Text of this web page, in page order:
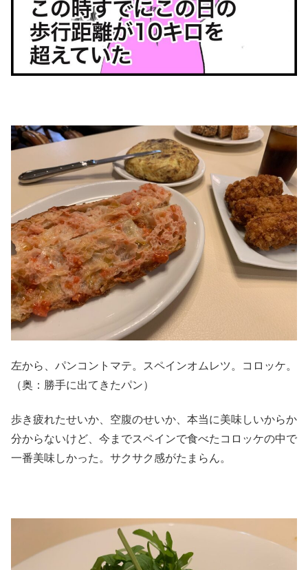
左から、パンコントマテ。スペインオムレツ。コロッケ。
（奥：勝手に出てきたパン）
歩き疲れたせいか、空腹のせいか、本当に美味しいからか
分からないけど、今までスペインで食べたコロッケの中で
一番美味しかった。サクサク感がたまらん。